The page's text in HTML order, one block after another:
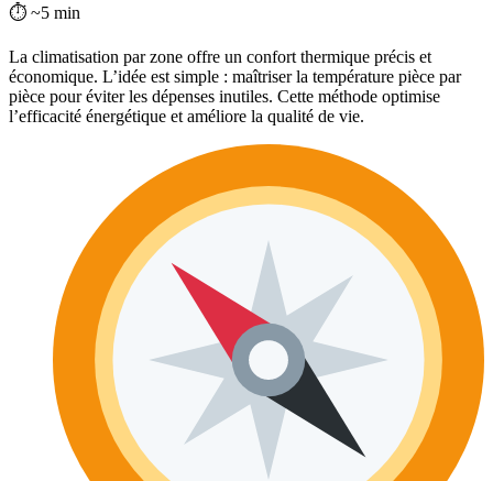
⏱ ~5 min
La climatisation par zone offre un confort thermique précis et
économique. L’idée est simple : maîtriser la température pièce par
pièce pour éviter les dépenses inutiles. Cette méthode optimise
l’efficacité énergétique et améliore la qualité de vie.